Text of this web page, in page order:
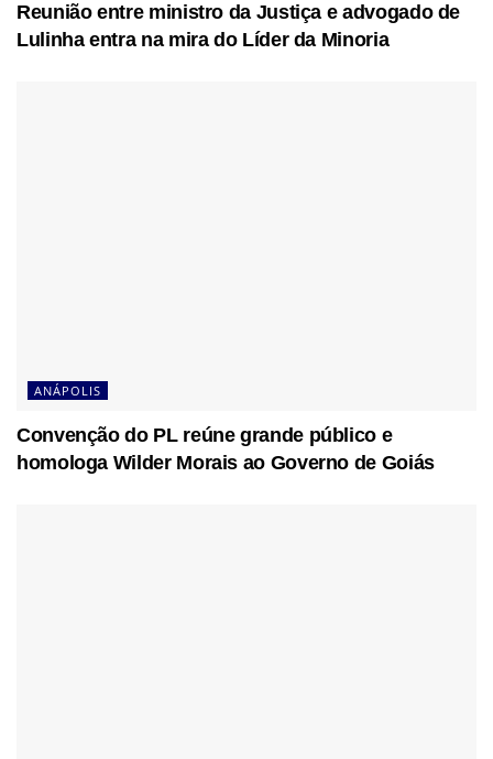
Reunião entre ministro da Justiça e advogado de
Lulinha entra na mira do Líder da Minoria
ANÁPOLIS
Convenção do PL reúne grande público e
homologa Wilder Morais ao Governo de Goiás